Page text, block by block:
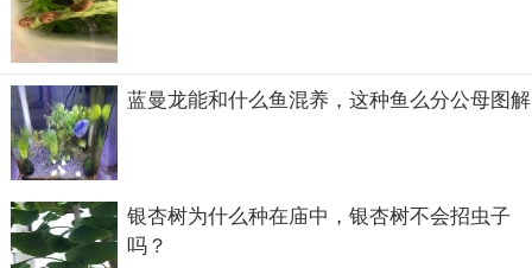
对于手臂上长痣部位的意义，说法不一。有人说长在下手腕
内侧的人聪慧，长在手臂中间的人善于社交等。但是小编认
蓝曼龙能和什么鱼混养，这种鱼么分公母图解
银杏树为什么种在庙中，银杏树不会招虫子
吗？